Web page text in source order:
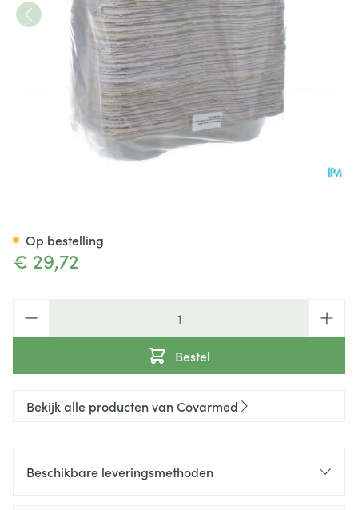
€ 29,72
Bestel
Op bestelling
Bekijk alle producten van Covarmed
Beschikbare leveringsmethoden